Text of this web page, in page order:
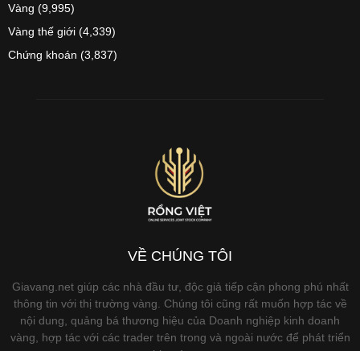
Vàng (9,995)
Vàng thế giới (4,339)
Chứng khoán (3,837)
VỀ CHÚNG TÔI
Giavang.net giúp các nhà đầu tư, độc giả tiếp cận phong phú nhất
thông tin với thị trường vàng. Chúng tôi cũng rất muốn hợp tác về
nội dung, quảng bá thương hiệu của Doanh nghiệp kinh doanh
vàng, hợp tác với các trader trên trong và ngoài nước để phát triển